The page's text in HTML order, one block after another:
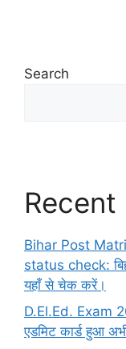
Search
Recent
Bihar Post
status check:
यहाँ से चेक करें।
D.El.Ed. Exam
एडमिट कार्ड हुआ